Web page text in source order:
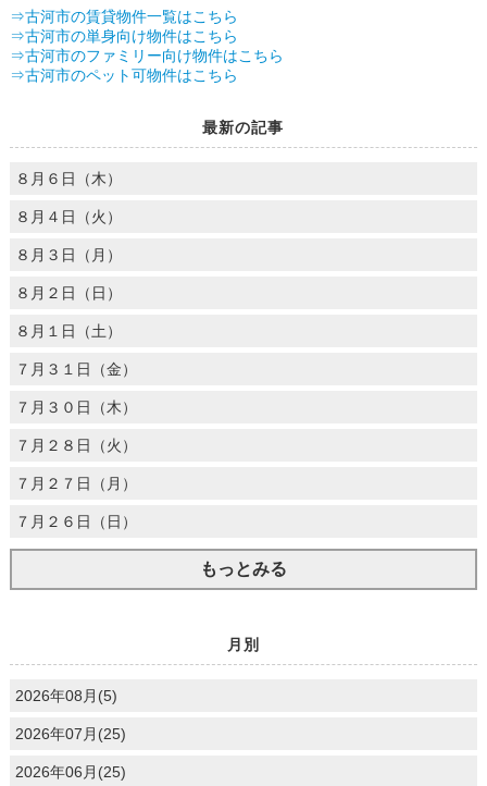
⇒古河市の賃貸物件一覧はこちら
⇒古河市の単身向け物件はこちら
⇒古河市のファミリー向け物件はこちら
⇒古河市のペット可物件はこちら
最新の記事
８月６日（木）
８月４日（火）
８月３日（月）
８月２日（日）
８月１日（土）
７月３１日（金）
７月３０日（木）
７月２８日（火）
７月２７日（月）
７月２６日（日）
もっとみる
月別
2026年08月(5)
2026年07月(25)
2026年06月(25)